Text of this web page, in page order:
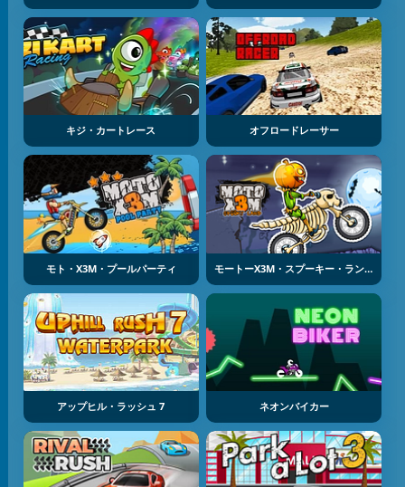
キジ・カートレース オフロードレーサー
モト・X3M・プールパーティ モートーX3M・スプーキー・ランド
アップヒル・ラッシュ 7 ネオンバイカー